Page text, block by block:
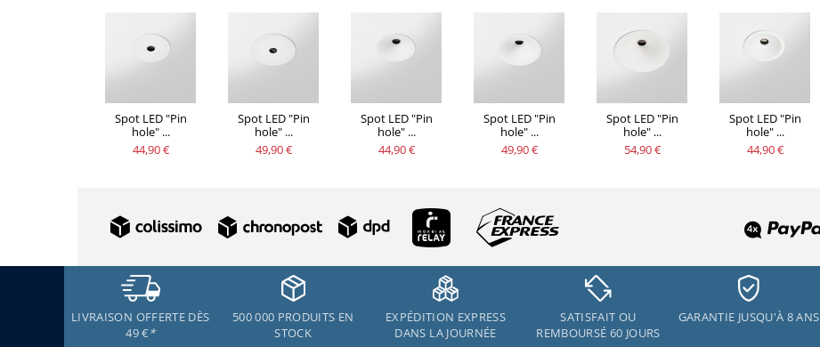
Spot LED "Pin
hole" ...
44,90 €
Spot LED "Pin
hole" ...
49,90 €
Spot LED "Pin
hole" ...
44,90 €
Spot LED "Pin
hole" ...
49,90 €
Spot LED "Pin
hole" ...
54,90 €
Spot LED "Pin
hole" ...
44,90 €
LIVRAISON OFFERTE DÈS
49 €*
500 000 PRODUITS EN
STOCK
EXPÉDITION EXPRESS
DANS LA JOURNÉE
SATISFAIT OU
REMBOURSÉ 60 JOURS
GARANTIE JUSQU'À 8 ANS